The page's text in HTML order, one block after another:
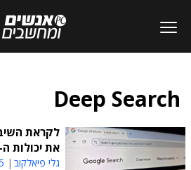
Deep Search
לקראת
את יכולות ה-AI בחיפוש שלה
גלי פיאלקוב